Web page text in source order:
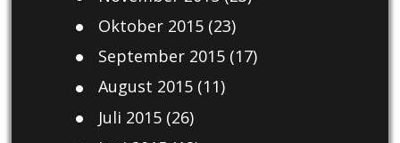
Oktober 2015(23)
September 2015(17)
August 2015(11)
Juli 2015(26)